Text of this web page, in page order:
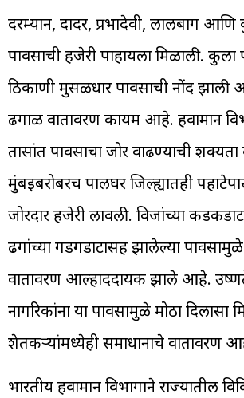
दरम्यान, दादर, प्रभादेवी, लालबाग आणि
पावसाची हजेरी पाहायला मिळाली. कुर्ला
ठिकाणी मुसळधार पावसाची नोंद
ढगाळ वातावरण कायम आहे. हवामान
तासांत पावसाचा जोर वाढण्याची
मुंबईबरोबरच पालघर जिल्ह्यातही
जोरदार हजेरी लावली. विजांच्या
ढगांच्या गडगडाटासह झालेल्या पावसामुळे
वातावरण आल्हाददायक झाले आहे.
नागरिकांना या पावसामुळे मोठा दिलासा
शेतकऱ्यांमध्येही समाधानाचे वातावरण
भारतीय हवामान विभागाने राज्यातील